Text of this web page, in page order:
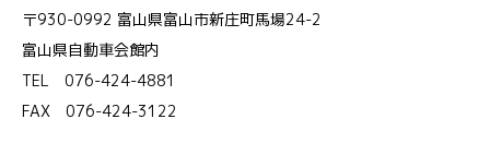
〒930-0992 富山県富山市新庄町馬場24-2
富山県自動車会館内
TEL 076-424-4881
FAX 076-424-3122